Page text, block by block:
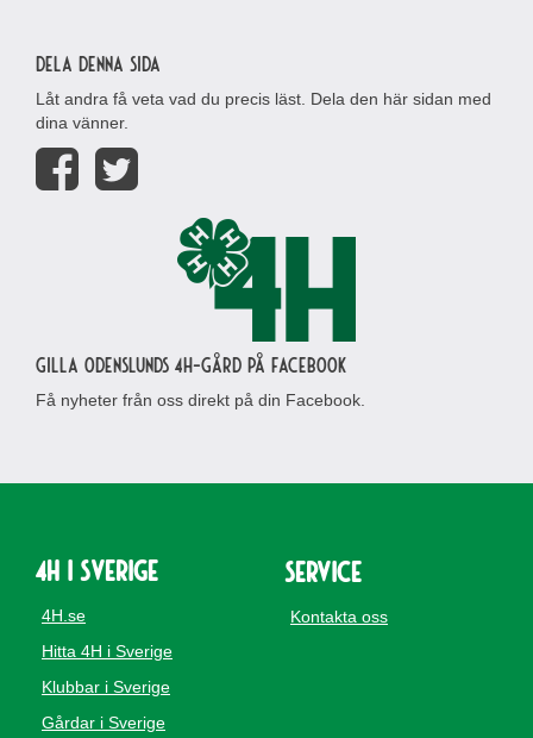
Dela denna sida
Låt andra få veta vad du precis läst. Dela den här sidan med
dina vänner.
Gilla Odenslunds 4H-gård på Facebook
Få nyheter från oss direkt på din Facebook.
4H i Sverige
4H.se
Hitta 4H i Sverige
Klubbar i Sverige
Gårdar i Sverige
Service
Kontakta oss